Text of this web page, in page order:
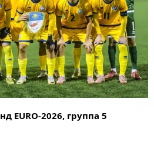
EURO-2026, группа 5